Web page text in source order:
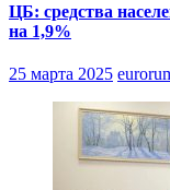
ЦБ: средства
на 1,9%
25 марта 2025